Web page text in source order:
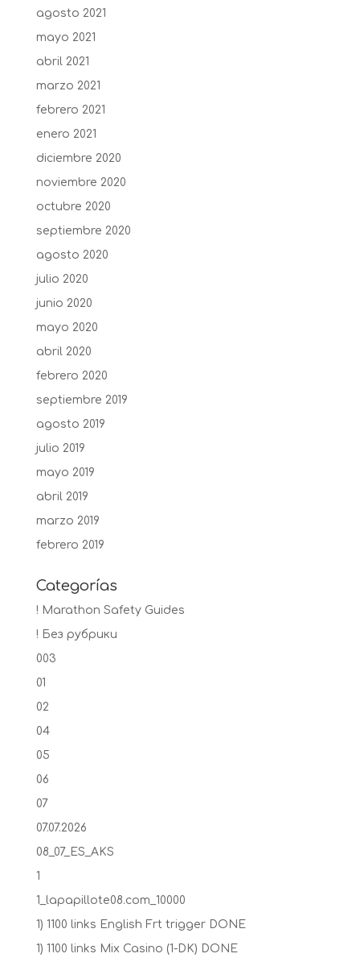
agosto 2021
mayo 2021
abril 2021
marzo 2021
febrero 2021
enero 2021
diciembre 2020
noviembre 2020
octubre 2020
septiembre 2020
agosto 2020
julio 2020
junio 2020
mayo 2020
abril 2020
febrero 2020
septiembre 2019
agosto 2019
julio 2019
mayo 2019
abril 2019
marzo 2019
febrero 2019
Categorías
! Marathon Safety Guides
! Без рубрики
003
01
02
04
05
06
07
07.07.2026
08_07_ES_AKS
1
1_lapapillote08.com_10000
1) 1100 links English Frt trigger DONE
1) 1100 links Mix Casino (1-DK) DONE